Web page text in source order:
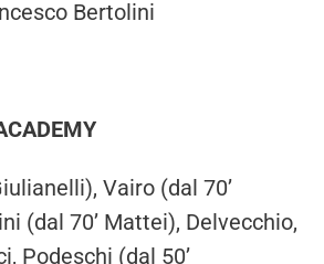
Bertolini
Vairo (dal 70’
(dal 70’ Mattei), Delvecchio,
Podeschi (dal 50’